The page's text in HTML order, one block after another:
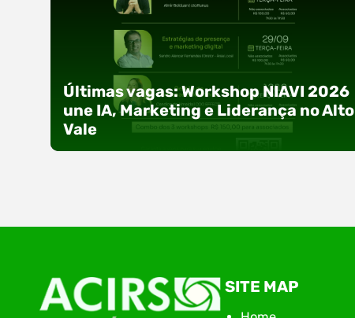
Últimas vagas: Workshop NIAVI 2026
une IA, Marketing e Liderança no Alto
Vale
Com o objetivo de impulsionar a produtividade, a
presença digital e a gestão nas empresas do
Alto Vale, o Núcleo de Tecnologia da Informação
SITE MAP